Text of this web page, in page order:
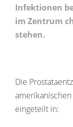
Infektionen
im Zentrum
stehen.
Die
eingeteilt in: